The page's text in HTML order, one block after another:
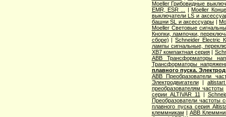
Moeller Грибовидные
EMR, ESR ...
|Moeller
выключатели LS и
башни SL и аксессуары |
Moeller Световые
Кнопки, лампочки,
сборе) |Schneider Electric
лампы сигнальные,
XB7 компактная серия |
ABB Трансформаторы
Трансформаторы
плавного пуска.
ABB Преобразователи
Электродвигатели|
преобразователям частоты
серии ALTIVAR 11
|
Преобразователи частоты
плавного пуска серия
клеммникам | ABB